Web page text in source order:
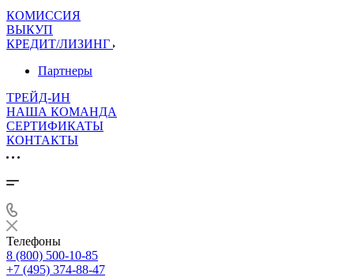
КОМИССИЯ
ВЫКУП
КРЕДИТ/ЛИЗИНГ
Партнеры
ТРЕЙД-ИН
НАША КОМАНДА
СЕРТИФИКАТЫ
КОНТАКТЫ
Телефоны
8 (800) 500-10-85
+7 (495) 374-88-47